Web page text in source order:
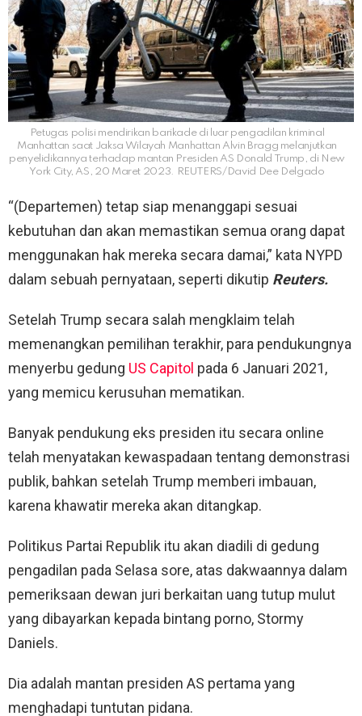
Petugas polisi mendirikan barikade di luar pengadilan kriminal
Manhattan saat Jaksa Wilayah Manhattan Alvin Bragg melanjutkan
penyelidikannya terhadap mantan Presiden AS Donald Trump, di New
York City, AS, 20 Maret 2023. REUTERS/David Dee Delgado
“(Departemen) tetap siap menanggapi sesuai
kebutuhan dan akan memastikan semua orang dapat
menggunakan hak mereka secara damai,” kata NYPD
dalam sebuah pernyataan, seperti dikutip Reuters.
Setelah Trump secara salah mengklaim telah
memenangkan pemilihan terakhir, para pendukungnya
menyerbu gedung US Capitol pada 6 Januari 2021,
yang memicu kerusuhan mematikan.
Banyak pendukung eks presiden itu secara online
telah menyatakan kewaspadaan tentang demonstrasi
publik, bahkan setelah Trump memberi imbauan,
karena khawatir mereka akan ditangkap.
Politikus Partai Republik itu akan diadili di gedung
pengadilan pada Selasa sore, atas dakwaannya dalam
pemeriksaan dewan juri berkaitan uang tutup mulut
yang dibayarkan kepada bintang porno, Stormy
Daniels.
Dia adalah mantan presiden AS pertama yang
menghadapi tuntutan pidana.